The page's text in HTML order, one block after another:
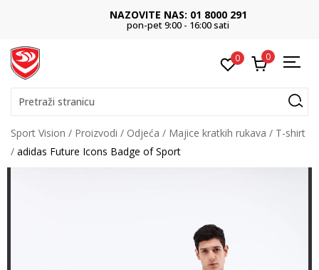
NAZOVITE NAS: 01 8000 291
pon-pet 9:00 - 16:00 sati
0 0
Pretraži stranicu
Sport Vision Proizvodi Odjeća Majice kratkih rukava
T-shirt
adidas Future Icons Badge of Sport